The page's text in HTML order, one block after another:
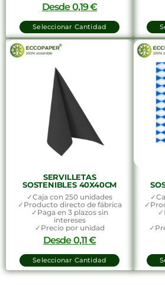
Desde0,19€
Seleccionar Cantidad
SERVILLETAS
SOSTENIBLES 40X40CM
✓Caja con 250 unidades
✓Producto directo de fábrica
✓Paga en 3 plazos sin
intereses
✓Precio por unidad
Desde0,11€
Seleccionar Cantidad